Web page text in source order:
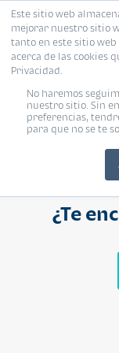
Este sitio web
mejorar nuestro sitio
tanto en este sitio web
acerca de las cookies
Privacidad.
No haremos
nuestro sitio. Sin
preferencias,
para que no se te
Proyecto
Ingresa el
¿Te